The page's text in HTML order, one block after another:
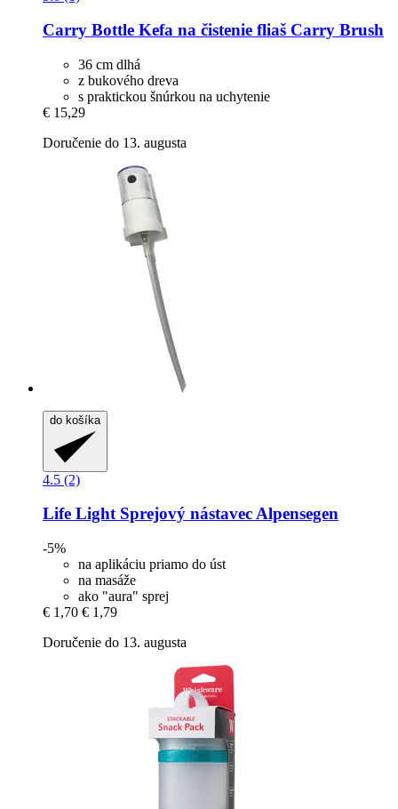
Carry Bottle Kefa na čistenie fliaš Carry Brush
36 cm dlhá
z bukového dreva
s praktickou šnúrkou na uchytenie
€ 15,29
Doručenie do 13. augusta
do košíka
4.5 (2)
Life LightSprejový nástavec Alpensegen
-5%
na aplikáciu priamo do úst
na masáže
ako "aura" sprej
€ 1,70 € 1,79
Doručenie do 13. augusta